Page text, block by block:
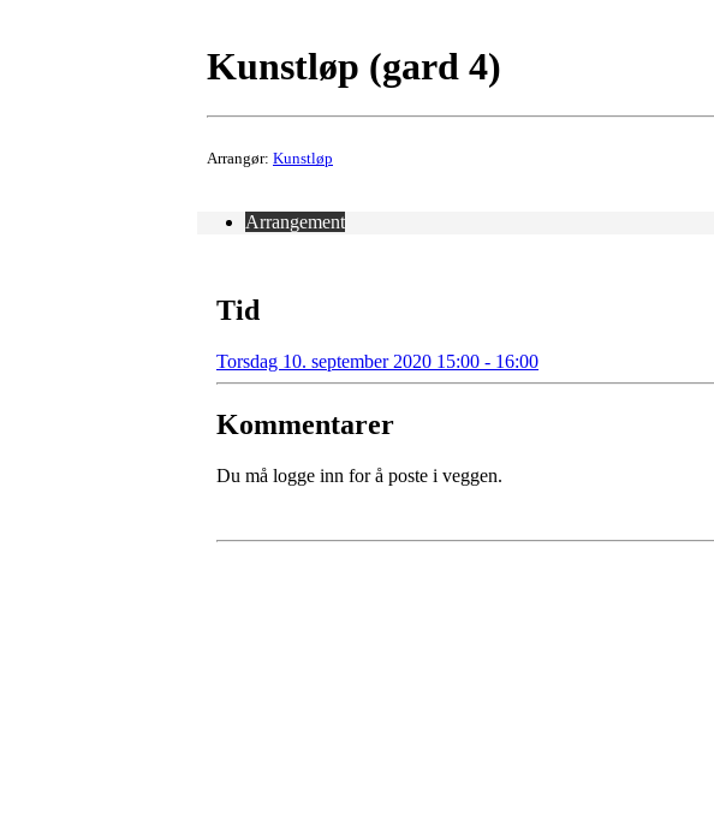
Kunstløp (gard 4)
Arrangør: Kunstløp
Arrangement
Tid
Torsdag 10. september 2020 15:00 - 16:00
Kommentarer
Du må logge inn for å poste i veggen.